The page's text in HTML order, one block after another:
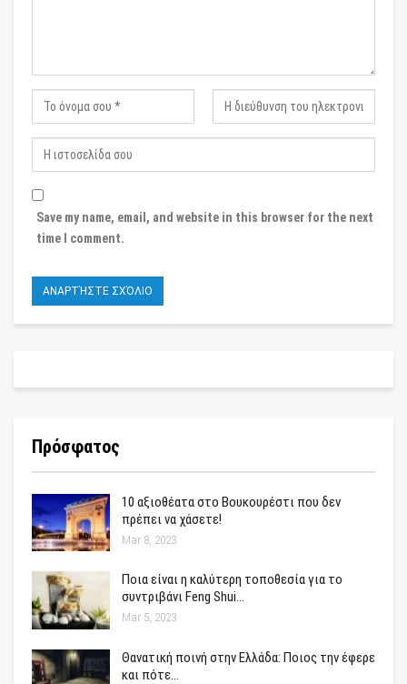
Save my name, email, and website in this browser for the next
time I comment.
Πρόσφατος
10 αξιοθέατα στο Βουκουρέστι που δεν
πρέπει να χάσετε!
Mar 8, 2023
Ποια είναι η καλύτερη τοποθεσία για το
συντριβάνι Feng Shui…
Mar 5, 2023
Θανατική ποινή στην Ελλάδα: Ποιος την έφερε
και πότε…